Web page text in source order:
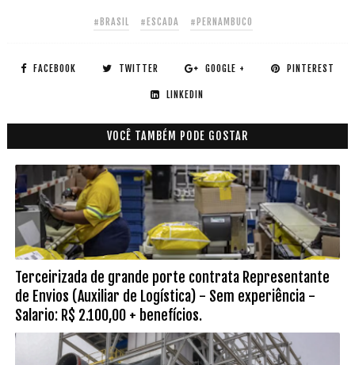
#BRASIL #ESCADA #PERNAMBUCO
FACEBOOK TWITTER GOOGLE + PINTEREST
LINKEDIN
VOCÊ TAMBÉM PODE GOSTAR
Terceirizada de grande porte contrata Representante
de Envios (Auxiliar de Logística) - Sem experiência -
Salario: R$ 2.100,00 + benefícios.